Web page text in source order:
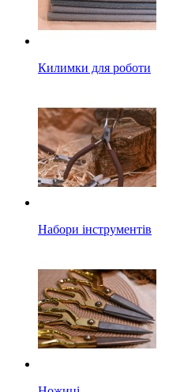
Килимки для роботи
Набори інструментів